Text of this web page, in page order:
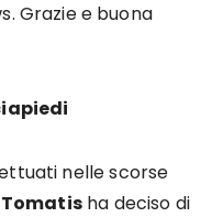
Grazie e buona
nelle scorse
Tomatisha deciso di